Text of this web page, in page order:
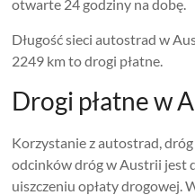
otwarte 24 godziny na dobę.
Długość sieci autostrad w
2249 km to drogi płatne.
Drogi płatne w
Korzystanie z autostrad,
odcinków dróg w Austrii jest
uiszczeniu opłaty drogowej.